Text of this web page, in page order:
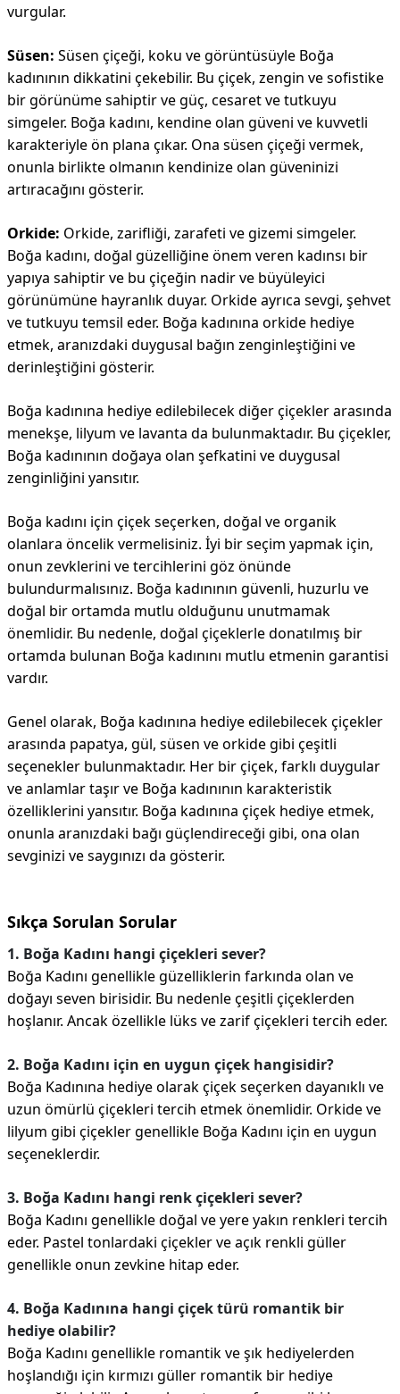
vurgular.
Süsen: Süsen çiçeği, koku ve görüntüsüyle Boğa
kadınının dikkatini çekebilir. Bu çiçek, zengin ve sofistike
bir görünüme sahiptir ve güç, cesaret ve tutkuyu
simgeler. Boğa kadını, kendine olan güveni ve kuvvetli
karakteriyle ön plana çıkar. Ona süsen çiçeği vermek,
onunla birlikte olmanın kendinize olan güveninizi
artıracağını gösterir.
Orkide: Orkide, zarifliği, zarafeti ve gizemi simgeler.
Boğa kadını, doğal güzelliğine önem veren kadınsı bir
yapıya sahiptir ve bu çiçeğin nadir ve büyüleyici
görünümüne hayranlık duyar. Orkide ayrıca sevgi, şehvet
ve tutkuyu temsil eder. Boğa kadınına orkide hediye
etmek, aranızdaki duygusal bağın zenginleştiğini ve
derinleştiğini gösterir.
Boğa kadınına hediye edilebilecek diğer çiçekler arasında
menekşe, lilyum ve lavanta da bulunmaktadır. Bu çiçekler,
Boğa kadınının doğaya olan şefkatini ve duygusal
zenginliğini yansıtır.
Boğa kadını için çiçek seçerken, doğal ve organik
olanlara öncelik vermelisiniz. İyi bir seçim yapmak için,
onun zevklerini ve tercihlerini göz önünde
bulundurmalısınız. Boğa kadınının güvenli, huzurlu ve
doğal bir ortamda mutlu olduğunu unutmamak
önemlidir. Bu nedenle, doğal çiçeklerle donatılmış bir
ortamda bulunan Boğa kadınını mutlu etmenin garantisi
vardır.
Genel olarak, Boğa kadınına hediye edilebilecek çiçekler
arasında papatya, gül, süsen ve orkide gibi çeşitli
seçenekler bulunmaktadır. Her bir çiçek, farklı duygular
ve anlamlar taşır ve Boğa kadınının karakteristik
özelliklerini yansıtır. Boğa kadınına çiçek hediye etmek,
onunla aranızdaki bağı güçlendireceği gibi, ona olan
sevginizi ve saygınızı da gösterir.
Sıkça Sorulan Sorular
1. Boğa Kadını hangi çiçekleri sever?
Boğa Kadını genellikle güzelliklerin farkında olan ve
doğayı seven birisidir. Bu nedenle çeşitli çiçeklerden
hoşlanır. Ancak özellikle lüks ve zarif çiçekleri tercih eder.
2. Boğa Kadını için en uygun çiçek hangisidir?
Boğa Kadınına hediye olarak çiçek seçerken dayanıklı ve
uzun ömürlü çiçekleri tercih etmek önemlidir. Orkide ve
lilyum gibi çiçekler genellikle Boğa Kadını için en uygun
seçeneklerdir.
3. Boğa Kadını hangi renk çiçekleri sever?
Boğa Kadını genellikle doğal ve yere yakın renkleri tercih
eder. Pastel tonlardaki çiçekler ve açık renkli güller
genellikle onun zevkine hitap eder.
4. Boğa Kadınına hangi çiçek türü romantik bir
hediye olabilir?
Boğa Kadını genellikle romantik ve şık hediyelerden
hoşlandığı için kırmızı güller romantik bir hediye